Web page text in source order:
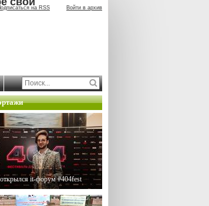
на RSS Войти в архив
it-форум #404fest